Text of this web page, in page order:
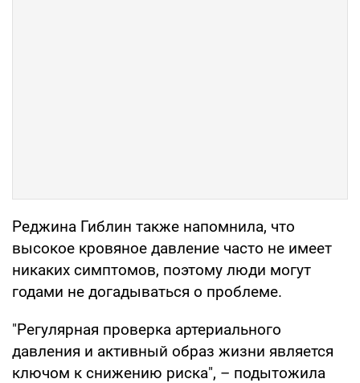
Реджина Гиблин также напомнила, что
высокое кровяное давление часто не имеет
никаких симптомов, поэтому люди могут
годами не догадываться о проблеме.
"Регулярная проверка артериального
давления и активный образ жизни является
ключом к снижению риска", – подытожила